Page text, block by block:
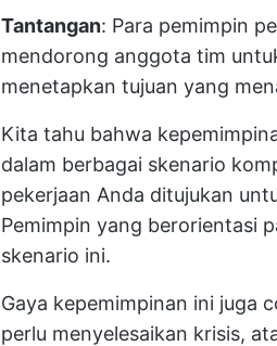
Tantangan: Para pemimpin
mendorong anggota tim
menetapkan tujuan yang
Kita tahu bahwa
dalam berbagai skenario
pekerjaan Anda ditujukan
Pemimpin yang berorientasi
skenario ini.
Gaya kepemimpinan ini juga
perlu menyelesaikan krisis,